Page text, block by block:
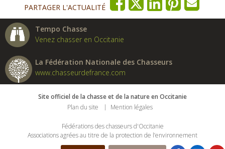
PARTAGER L'ACTUALITÉ
Tempo Chasse
Venez chasser en Occitanie
La Fédération Nationale des Chasseurs
www.chasseurdefrance.com
Site officiel de la chasse et de la nature en Occitanie
Plan du site
Mention légales
Fédérations des chasseurs d'Occitanie
Associations agrées au titre de la protection de l’environnement